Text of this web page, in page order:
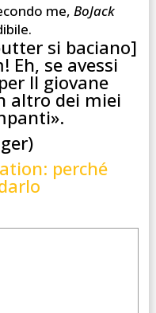
me, BoJack
si baciano]
Eh, se avessi
Il giovane
altro dei miei
perché